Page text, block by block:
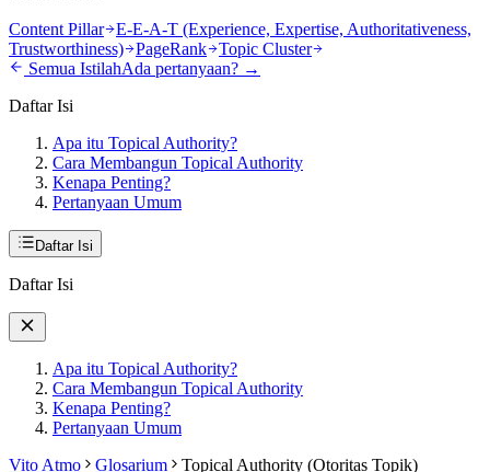
Content Pillar
E-E-A-T (Experience, Expertise, Authoritativeness,
Trustworthiness)
PageRank
Topic Cluster
Semua IstilahAda pertanyaan? →
Daftar Isi
Apa itu Topical Authority?
Cara Membangun Topical Authority
Kenapa Penting?
Pertanyaan Umum
Daftar Isi
Daftar Isi
Apa itu Topical Authority?
Cara Membangun Topical Authority
Kenapa Penting?
Pertanyaan Umum
Vito Atmo
Glosarium
Topical Authority (Otoritas Topik)